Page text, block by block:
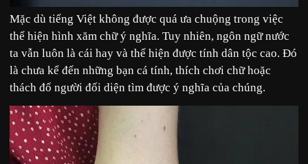
Mặc dù tiếng Việt không được quá ưa chuộng trong việc
thể hiện hình xăm chữ ý nghĩa. Tuy nhiên, ngôn ngữ nước
ta vẫn luôn là cái hay và thể hiện được tính dân tộc cao. Đó
là chưa kể đến những bạn cá tính, thích chơi chữ hoặc
thách đố người đối diện tìm được ý nghĩa của chúng.